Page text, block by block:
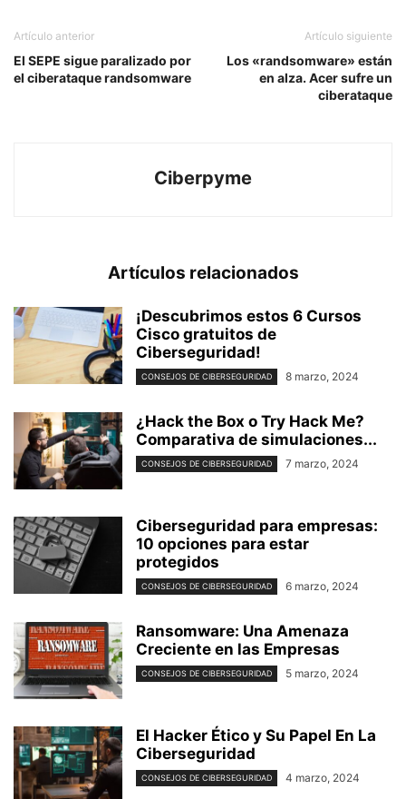
Artículo anterior
El SEPE sigue paralizado por
el ciberataque randsomware
Artículo siguiente
Los «randsomware» están
en alza. Acer sufre un
ciberataque
Ciberpyme
Artículos relacionados
¡Descubrimos estos 6 Cursos
Cisco gratuitos de
Ciberseguridad!
CONSEJOS DE CIBERSEGURIDAD 8 marzo, 2024
¿Hack the Box o Try Hack Me?
Comparativa de simulaciones...
CONSEJOS DE CIBERSEGURIDAD 7 marzo, 2024
Ciberseguridad para empresas:
10 opciones para estar
protegidos
CONSEJOS DE CIBERSEGURIDAD 6 marzo, 2024
Ransomware: Una Amenaza
Creciente en las Empresas
CONSEJOS DE CIBERSEGURIDAD 5 marzo, 2024
El Hacker Ético y Su Papel En La
Ciberseguridad
CONSEJOS DE CIBERSEGURIDAD 4 marzo, 2024